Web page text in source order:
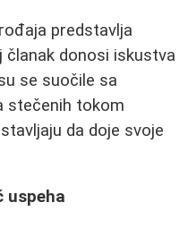
predstavlja
članak donosi iskustva
se suočile sa
stečenih tokom
da doje svoje
uspeha